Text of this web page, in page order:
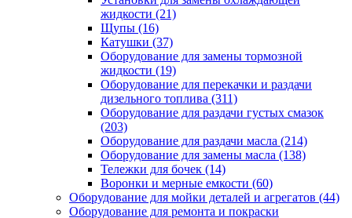
жидкости (21)
Щупы (16)
Катушки (37)
Оборудование для замены тормозной
жидкости (19)
Оборудование для перекачки и раздачи
дизельного топлива (311)
Оборудование для раздачи густых смазок
(203)
Оборудование для раздачи масла (214)
Оборудование для замены масла (138)
Тележки для бочек (14)
Воронки и мерные емкости (60)
Оборудование для мойки деталей и агрегатов (44)
Оборудование для ремонта и покраски